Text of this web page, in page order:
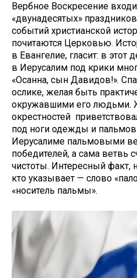
Вербное Воскресение
«двунадесятых»
событий христианской
почитаются Церковью.
в Евангелие, гласит: в этот
в Иерусалим под крики
«Осанна, сын Давидов!».
ослике, желая быть
окружавшими его людьми.
окрестностей
под ноги одежды и
Иерусалиме пальмовыми
победителей, а сама ветвь
чистоты. Интересный факт,
кто указывает — слово
«носитель пальмы».